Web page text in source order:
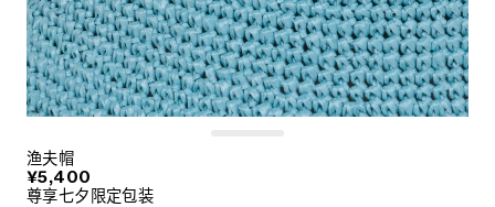
渔夫帽
¥5,400
尊享七夕限定包装